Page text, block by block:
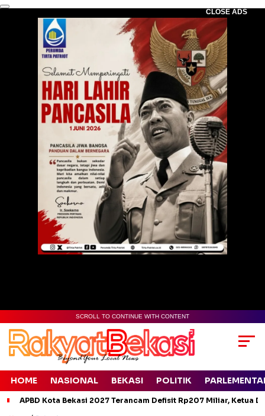
CLOSE ADS
SCROLL TO CONTINUE WITH CONTENT
HOME NASIONAL BEKASI POLITIK
APBD Kota Bekasi 2027 Terancam Defisit Rp207 Miliar, Ketua